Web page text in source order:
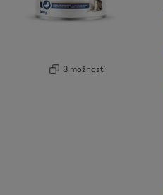
8 možností